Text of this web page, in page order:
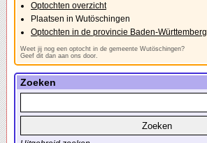
Optochten overzicht
Plaatsen in Wutöschingen
Optochten in de provincie Baden-Württemberg
Weet jij nog een optocht in de gemeente Wutöschingen?
Geef dit dan aan ons door.
Zoeken